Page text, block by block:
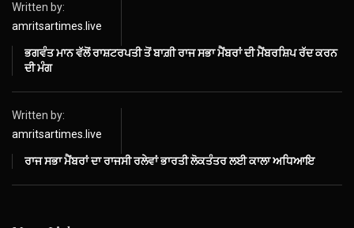
Written by:
amritsartimes.live
ਭਗਵੰਤ ਮਾਨ ਵੱਲੋਂ ਰਾਸ਼ਟਰਪਤੀ ਤੋਂ ਬਾਗ਼ੀ ਰਾਜ ਸਭਾ ਮੈਂਬਰਾਂ ਦੀ ਮੈਂਬਰਸ਼ਿਪ ਰੱਦ ਕਰਨ
ਦੀ ਮੰਗ
Written by:
amritsartimes.live
ਰਾਜ ਸਭਾ ਮੈਂਬਰਾਂ ਦਾ ਰਾਜਸੀ ਰਲੇਵਾਂ ਭਾਰਤੀ ਲੋਕਤੰਤਰ ਲਈ ਕਾਲਾ ਅਧਿਆਇ